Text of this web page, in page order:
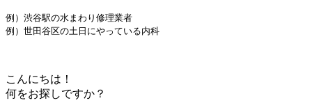
例）渋谷駅の水まわり修理業者
例）世田谷区の土日にやっている内科
こんにちは！
何をお探しですか？